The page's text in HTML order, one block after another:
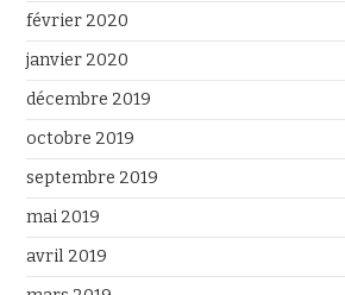
février 2020
janvier 2020
décembre 2019
octobre 2019
septembre 2019
mai 2019
avril 2019